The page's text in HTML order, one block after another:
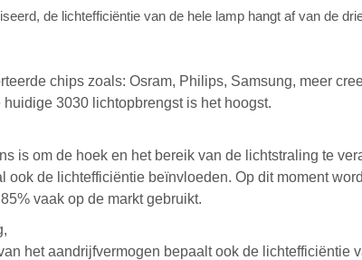
de lichtefficiëntie van de hele lamp hangt af van de
chips zoals: Osram, Philips, Samsung, meer
3030 lichtopbrengst is het hoogst.
is om de hoek en het bereik van de lichtstraling te
ook de lichtefficiëntie beïnvloeden. Op dit moment
vaak op de markt gebruikt.
het aandrijfvermogen bepaalt ook de lichtefficiëntie